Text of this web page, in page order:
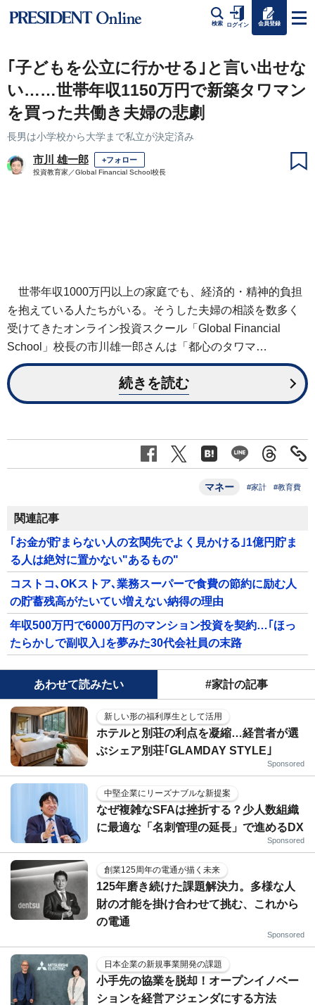
検索 ログイン 会員登録
｢子どもを公立に行かせる｣と言い出せな
い……世帯年収1150万円で新築タワマン
を買った共働き夫婦の悲劇
長男は小学校から大学まで私立が決定済み
市川 雄一郎 +フォロー
投資教育家／Global Financial School校長
世帯年収1000万円以上の家庭でも、経済的・精神的負担
を抱えている人たちがいる。そうした夫婦の相談を数多く
受けてきたオンライン投資スクール「Global Financial
School」校長の市川雄一郎さんは「都心のタワマ…
続きを読む
マネー #家計 #教育費
関連記事
｢お金が貯まらない人の玄関先でよく見かける｣1億円貯ま
る人は絶対に置かない"あるもの"
コストコ､OKストア､業務スーパーで食費の節約に励む人
の貯蓄残高がたいてい増えない納得の理由
年収500万円で6000万円のマンション投資を契約…｢ほっ
たらかしで副収入｣を夢みた30代会社員の末路
あわせて読みたい #家計の記事
新しい形の福利厚生として活用
ホテルと別荘の利点を凝縮…経営者が選
ぶシェア別荘｢GLAMDAY STYLE｣
Sponsored
中堅企業にリーズナブルな新提案
なぜ複雑なSFAは挫折する？少人数組織
に最適な「名刺管理の延長」で進めるDX
Sponsored
創業125周年の電通が描く未来
125年磨き続けた課題解決力。多様な人
財の才能を掛け合わせて挑む、これから
の電通
Sponsored
日本企業の新規事業開発の課題
小手先の協業を脱却！オープンイノベー
ションを経営アジェンダにする方法